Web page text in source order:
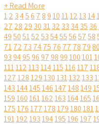
+ Read More
12 3456 7891011121314
27 28 29 30 3132 33 3435 36
49505152535455565758
7172 73 7475 76 77 78 7980
93949596979899100101
111112113114115116117
127128129130131132133
143144145146147148149
159160161162163164165
175176177178179180181
191192193194195196197